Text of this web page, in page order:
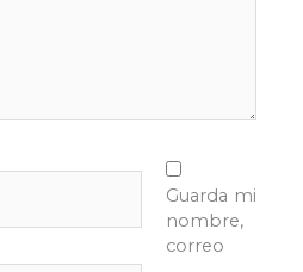
Guarda mi
nombre,
correo